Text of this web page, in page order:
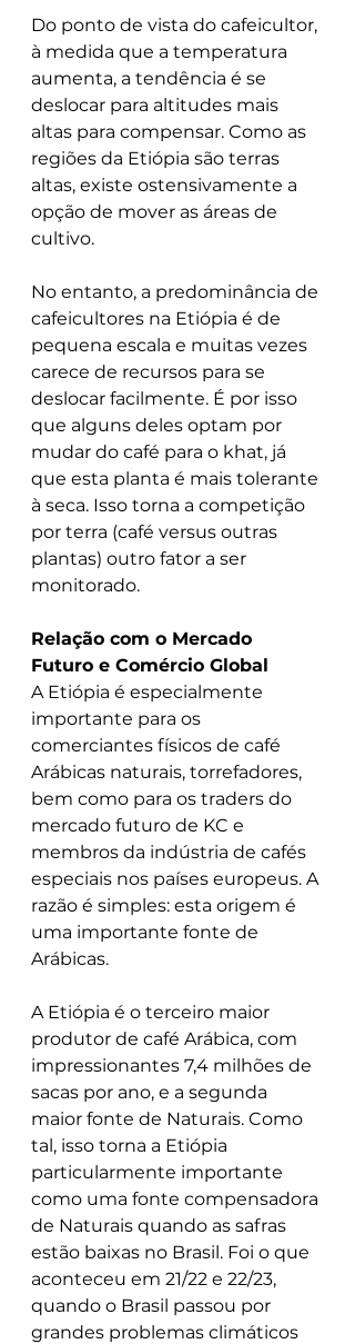
Do ponto de vista do cafeicultor,
à medida que a temperatura
aumenta, a tendência é se
deslocar para altitudes mais
altas para compensar. Como as
regiões da Etiópia são terras
altas, existe ostensivamente a
opção de mover as áreas de
cultivo.
No entanto, a predominância de
cafeicultores na Etiópia é de
pequena escala e muitas vezes
carece de recursos para se
deslocar facilmente. É por isso
que alguns deles optam por
mudar do café para o khat, já
que esta planta é mais tolerante
à seca. Isso torna a competição
por terra (café versus outras
plantas) outro fator a ser
monitorado.
Relação com o Mercado
Futuro e Comércio Global
A Etiópia é especialmente
importante para os
comerciantes físicos de café
Arábicas naturais, torrefadores,
bem como para os traders do
mercado futuro de KC e
membros da indústria de cafés
especiais nos países europeus. A
razão é simples: esta origem é
uma importante fonte de
Arábicas.
A Etiópia é o terceiro maior
produtor de café Arábica, com
impressionantes 7,4 milhões de
sacas por ano, e a segunda
maior fonte de Naturais. Como
tal, isso torna a Etiópia
particularmente importante
como uma fonte compensadora
de Naturais quando as safras
estão baixas no Brasil. Foi o que
aconteceu em 21/22 e 22/23,
quando o Brasil passou por
grandes problemas climáticos